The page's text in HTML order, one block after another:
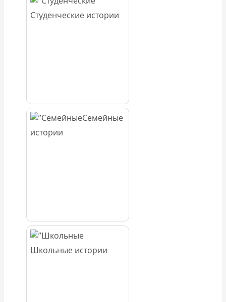
Студенческие истории
Семейные
истории
Школьные истории